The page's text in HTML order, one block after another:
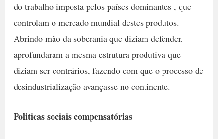
do trabalho imposta pelos países dominantes , que
controlam o mercado mundial destes produtos.
Abrindo mão da soberania que diziam defender,
aprofundaram a mesma estrutura produtiva que
diziam ser contrários, fazendo com que o processo de
desindustrialização avançasse no continente.
Politicas sociais compensatórias